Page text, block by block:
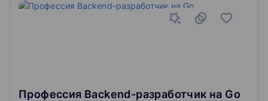
Профессия Backend-разработчик на Go